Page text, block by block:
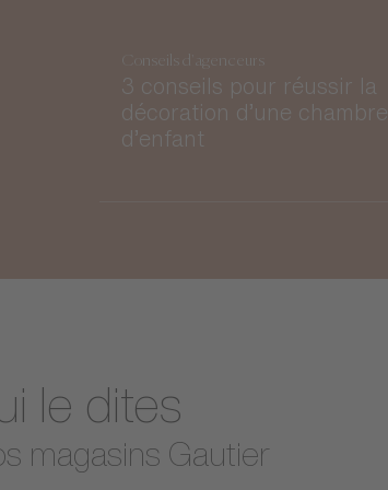
Conseils d'agenceurs
3 conseils pour réussir la
décoration d’une chambre
d’enfant
le dites
magasins Gautier